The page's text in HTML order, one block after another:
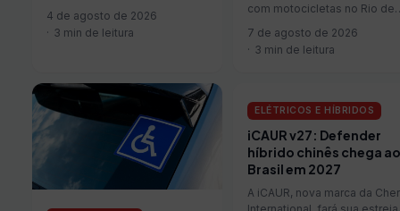
não ficar para trás e
anunciou…
4 de agosto de 2026
3 min de leitura
com motocicletas no Rio de
problema restrito às…
7 de agosto de 2026
3 min de leitura
ELÉTRICOS E HÍBRIDOS
iCAUR v27: Defender
híbrido chinês chega ao
Brasil em 2027
A iCAUR, nova marca da